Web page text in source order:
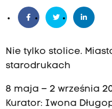
Nie tylko stolice.
starodrukach
8 maja – 2 września
Kurator: Iwona